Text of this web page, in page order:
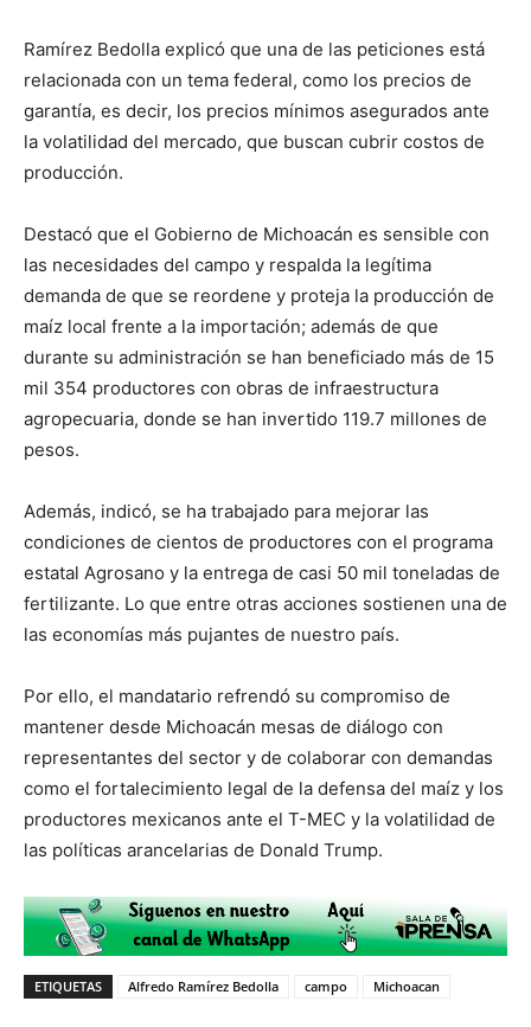
Ramírez Bedolla explicó que una de las peticiones está
relacionada con un tema federal, como los precios de
garantía, es decir, los precios mínimos asegurados ante
la volatilidad del mercado, que buscan cubrir costos de
producción.
Destacó que el Gobierno de Michoacán es sensible con
las necesidades del campo y respalda la legítima
demanda de que se reordene y proteja la producción de
maíz local frente a la importación; además de que
durante su administración se han beneficiado más de 15
mil 354 productores con obras de infraestructura
agropecuaria, donde se han invertido 119.7 millones de
pesos.
Además, indicó, se ha trabajado para mejorar las
condiciones de cientos de productores con el programa
estatal Agrosano y la entrega de casi 50 mil toneladas de
fertilizante. Lo que entre otras acciones sostienen una de
las economías más pujantes de nuestro país.
Por ello, el mandatario refrendó su compromiso de
mantener desde Michoacán mesas de diálogo con
representantes del sector y de colaborar con demandas
como el fortalecimiento legal de la defensa del maíz y los
productores mexicanos ante el T-MEC y la volatilidad de
las políticas arancelarias de Donald Trump.
ETIQUETAS Alfredo Ramírez Bedolla campo Michoacan